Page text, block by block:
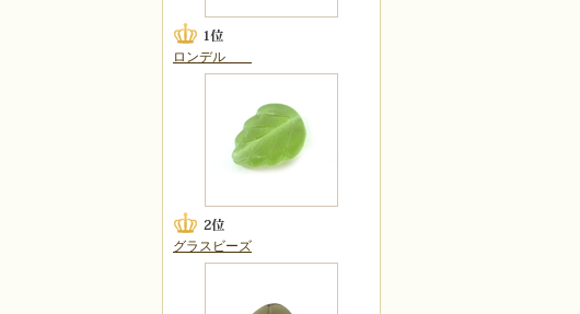
ロンデル
グラスビーズ